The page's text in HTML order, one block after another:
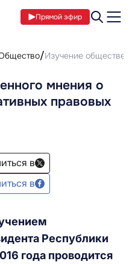
Прямой эфир
Изучение
мнения о
правовых
в
в
Республики
года проводится